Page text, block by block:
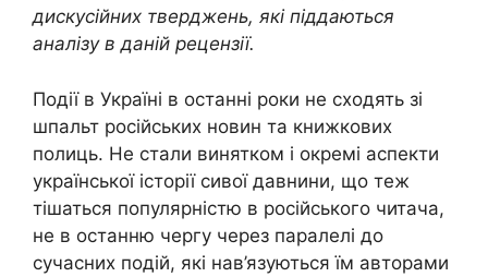
дискусійних тверджень, які піддаються
аналізу в даній рецензії.
Події в Україні в останні роки не сходять зі
шпальт російських новин та книжкових
полиць. Не стали винятком і окремі аспекти
української історії сивої давнини, що теж
тішаться популярністю в російського читача,
не в останню чергу через паралелі до
сучасних подій, які нав’язуються їм авторами